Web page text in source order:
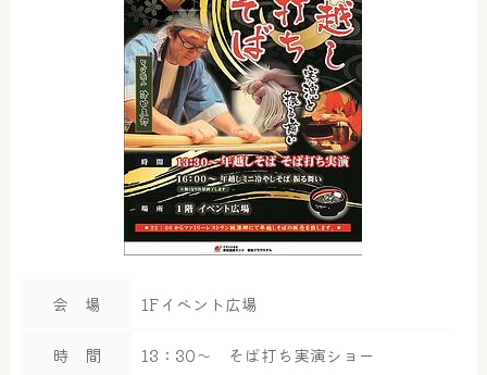
会 場 1Fイベント広場
時 間 13：30～ そば打ち実演ショー